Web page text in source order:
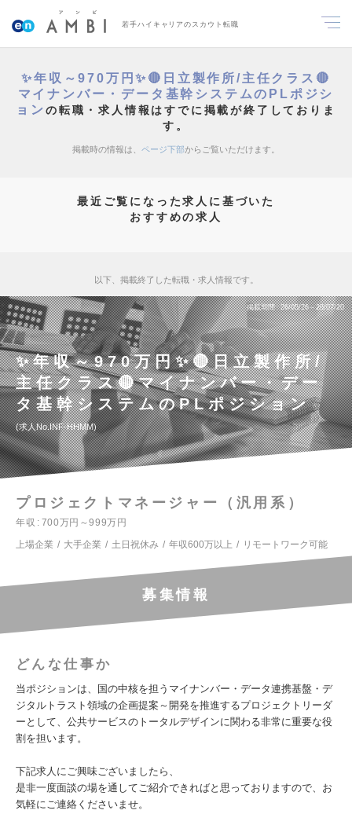
若手ハイキャリアのスカウト転職
✨年収～970万円✨🔴日立製作所/主任クラス🔴
マイナンバー・データ基幹システムのPLポジシ
ョン の転職・求人情報はすでに掲載が終了しておりま
す。
掲載時の情報は、 ページ下部からご覧いただけます。
最近ご覧になった求人に基づいた
おすすめの求人
以下、掲載終了した転職・求人情報です。
掲載期間 26/05/26～26/07/20
✨年収～970万円✨🔴日立製作所/
主任クラス🔴マイナンバー・デー
タ基幹システムのPLポジション
求人No.INF-HHMM
プロジェクトマネージャー（汎用系）
年収
700万円～999万円
上場企業
大手企業 土日祝休み 年収600万以上 リモートワーク可能
募集情報
どんな仕事か
当ポジションは、国の中核を担うマイナンバー・データ連携基盤・デ
ジタルトラスト領域の企画提案～開発を推進するプロジェクトリーダ
ーとして、公共サービスのトータルデザインに関わる非常に重要な役
割を担います。
下記求人にご興味ございましたら、
是非一度面談の場を通してご紹介できればと思っておりますので、お
気軽にご連絡くださいませ。